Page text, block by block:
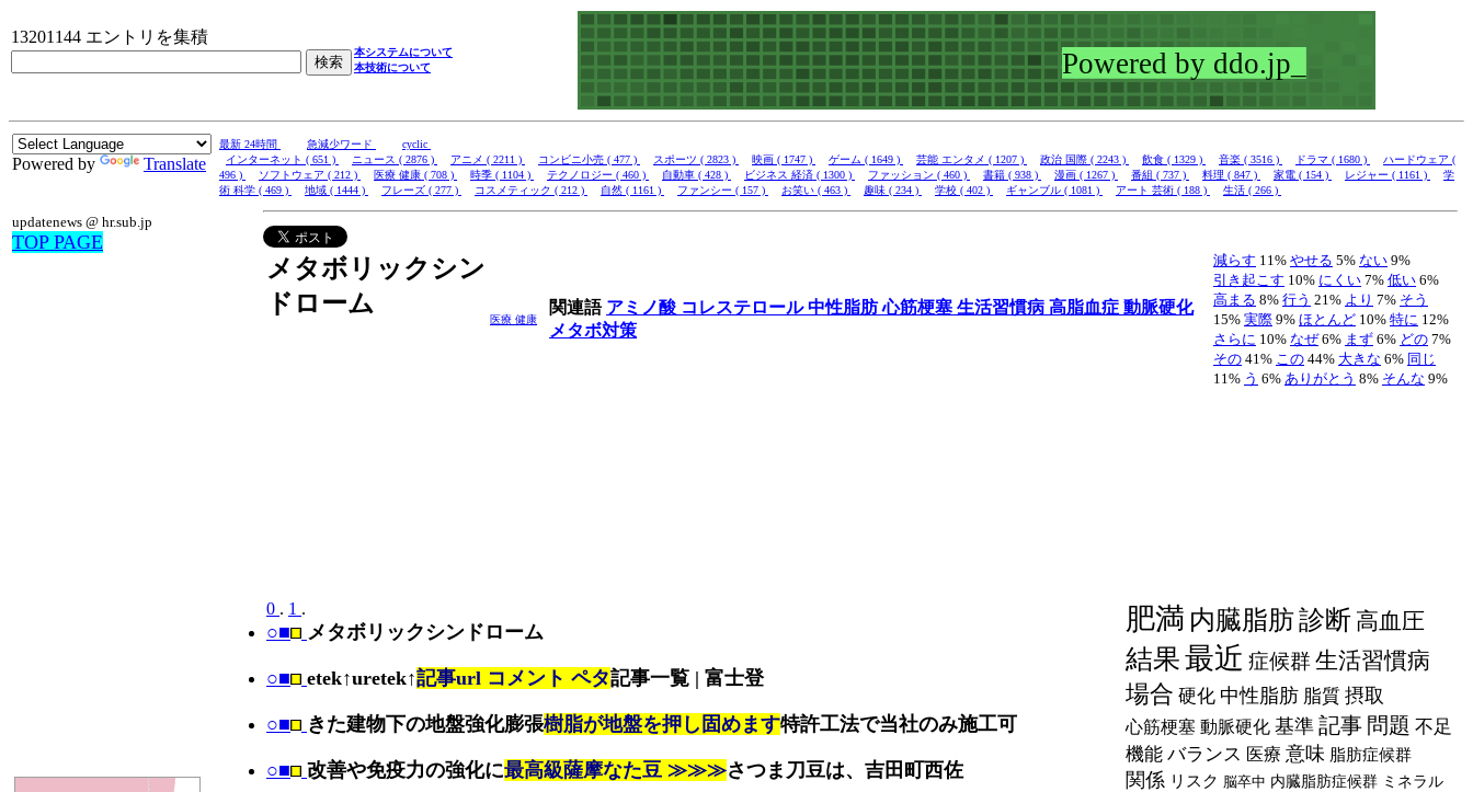
13201144 エントリを集積
本システムについて
本技術について
Powered by Translate
updatenews @ hr.sub.jp
TOP PAGE
最新 24時間 急減少ワード
cyclic
インターネット ( 651 )
ニュース ( 2876 ) アニメ ( 2211 ) コンビニ小売 ( 477 ) スポーツ ( 2823 ) 映画 ( 1747 ) ゲーム ( 1649 ) 芸能 エンタメ ( 1207 ) 政治 国際 ( 2243 ) 飲食 ( 1329 ) 音楽 ( 3516 ) ドラマ ( 1680 )
ハードウェア (
496 )
ソフトウェア ( 212 ) 医療 健康 ( 708 ) 時季 ( 1104 ) テクノロジー ( 460 ) 自動車 ( 428 ) ビジネス 経済 ( 1300 ) ファッション ( 460 ) 書籍 ( 938 ) 漫画 ( 1267 ) 番組 ( 737 ) 料理 ( 847 ) 家電 ( 154 ) レジャー ( 1161 )
学
術 科学 ( 469 )
地域 ( 1444 ) フレーズ ( 277 ) コスメティック ( 212 ) 自然 ( 1161 ) ファンシー ( 157 ) お笑い ( 463 ) 趣味 ( 234 ) 学校 ( 402 ) ギャンブル ( 1081 ) アート 芸術 ( 188 ) 生活 ( 266 )
メタボリックシン
ドローム
医療 健康
関連語 アミノ酸 コレステロール中性脂肪心筋梗塞 生活習慣病 高脂血症 動脈硬化
メタボ対策
減らす 11% やせる 5% ない 9%
引き起こす 10% にくい 7% 低い 6%
高まる 8% 行う 21% より 7% そう
15% 実際 9% ほとんど 10% 特に 12%
さらに 10% なぜ6% まず 6% どの 7%
その 41% この 44% 大きな 6% 同じ
11% う 6% ありがとう 8% そんな 9%
0 . 1 .
○■ メタボリックシンドローム
○■ etek↑uretek↑記事url コメント ペタ記事一覧 | 富士登
○■ きた建物下の地盤強化膨張樹脂が地盤を押し固めます特許工法で当社のみ施工可
○■ 改善や免疫力の強化に最高級薩摩なた豆 ≫≫≫さつま刀豆は、吉田町西佐
肥満 内臓脂肪診断 高血圧
結果最近 症候群生活習慣病
場合 硬化 中性脂肪 脂質 摂取
心筋梗塞 動脈硬化 基準 記事 問題 不足
機能 バランス 医療 意味 脂肪症候群
関係 リスク 脳卒中 内臓脂肪症候群 ミネラル